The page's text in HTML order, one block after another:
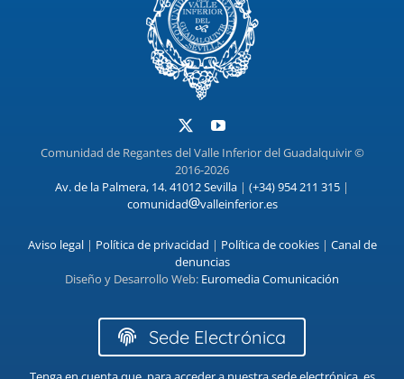
Comunidad de Regantes del Valle Inferior del Guadalquivir ©
2016-2026
Av. de la Palmera, 14. 41012 Sevilla | (+34) 954 211 315 |
comunidad
valleinferior.es
Aviso legal| Política de privacidad | Política de cookies| Canal de
denuncias
Diseño y Desarrollo Web: Euromedia Comunicación
Sede Electrónica